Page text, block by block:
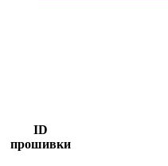
ID
прошивки